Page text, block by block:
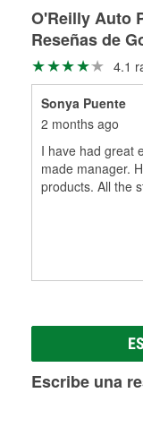
Herramientas de
pueden ser
partes de
Rectificación de
averiada o
adecuados para
Auto Parts tiene
para reparar el
agrícola o de
Más información
hidráulicas a la
O'Reilly Auto
Reseñas de
4.1
Sonya Puente
2 months ago
I have had great
made manager.
products. All the
Escribe una